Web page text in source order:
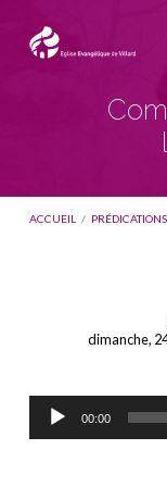
ACCUEIL / PRÉDICATIONS
face
à
dimanche,
Lecteur
audio
00:00